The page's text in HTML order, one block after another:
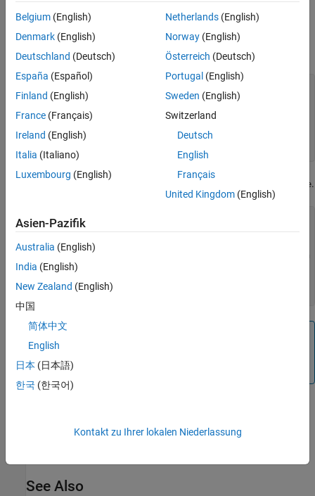
OpenDigitalWrite.m and change the class name to
DigitalWrite .
        & coder.ExternalDependency
    ...
Change the name of the constructor method to DigitalWrite.
methods
% Constructor
function
            setProperties(obj,nargin,varargin{:});
end
and file to be identical.
Specify the Initialization, Output, and
See Also
Belgium (English)
Denmark (English)
Deutschland (Deutsch)
España (Español)
Finland (English)
France (Français)
Ireland (English)
Italia (Italiano)
Luxembourg (English)
Netherlands(English)
Norway(English)
Österreich (Deutsch)
Portugal (English)
Sweden (English)
Switzerland
Deutsch
English
Français
United Kingdom(English)
Asien-Pazifik
Australia (English)
India (English)
New Zealand (English)
中国
简体中文
English
日本 (日本語)
한국 (한국어)
Kontakt zu Ihrer lokalen Niederlassung